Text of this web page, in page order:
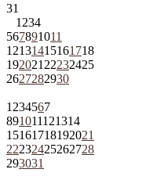
31
1 234
567891011
12131415161718
192021 22232425
2627282930
1 234567
891011121314
15161718192021
22232425262728
293031